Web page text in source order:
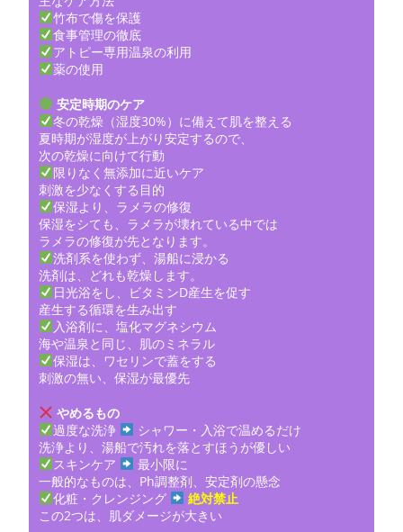
竹布で傷を保護
食事管理の徹底
アトピー専用温泉の利用
薬の使用
安定時期のケア
冬の乾燥（湿度30%）に備えて肌を整える
夏時期が湿度が上がり安定するので、
次の乾燥に向けて行動
限りなく無添加に近いケア
刺激を少なくする目的
保湿より、ラメラの修復
保湿をシても、ラメラが壊れている中では
ラメラの修復が先となります。
洗剤系を使わず、湯船に浸かる
洗剤は、どれも乾燥します。
日光浴をし、ビタミンD産生を促す
産生する循環を生み出す
入浴剤に、塩化マグネシウム
海や温泉と同じ、肌のミネラル
保湿は、ワセリンで蓋をする
刺激の無い、保湿が最優先
やめるもの
過度な洗浄
シャワー・入浴で温めるだけ
洗浄より、湯船で汚れを落とすほうが優しい
スキンケア
最小限に
一般的なものは、Ph調整剤、安定剤の懸念
化粧・クレンジング
絶対禁止
この2つは、肌ダメージが大きい